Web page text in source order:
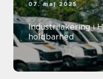
07. maj 2025
Industrilakering i
holdbarhed